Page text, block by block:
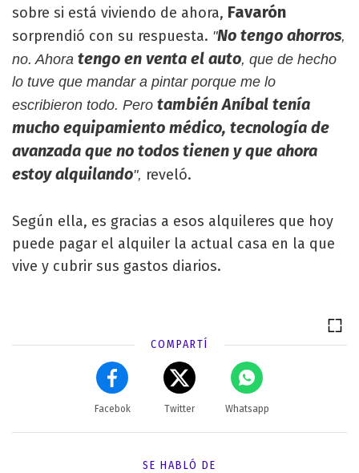
sobre si está viviendo de ahora, Favarón
sorprendió con su respuesta. "No tengo ahorros,
no. Ahora tengo en venta el auto, que de hecho
lo tuve que mandar a pintar porque me lo
escribieron todo. Pero también Aníbal tenía
mucho equipamiento médico, tecnología de
avanzada que no todos tienen y que ahora
estoy alquilando", reveló.
Según ella, es gracias a esos alquileres que hoy
puede pagar el alquiler la actual casa en la que
vive y cubrir sus gastos diarios.
COMPARTÍ
Facebok Twitter Whatsapp
SE HABLÓ DE